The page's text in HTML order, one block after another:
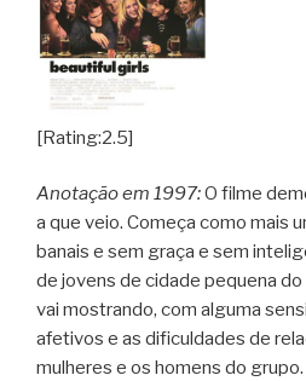
Denver
When
[Rating:2.5]
Anotação em 1997:O filme
a que veio. Começa como mais
banais e sem graça e sem
de jovens de cidade pequena
vai mostrando, com alguma
afetivos e as dificuldades de
mulheres e os homens do